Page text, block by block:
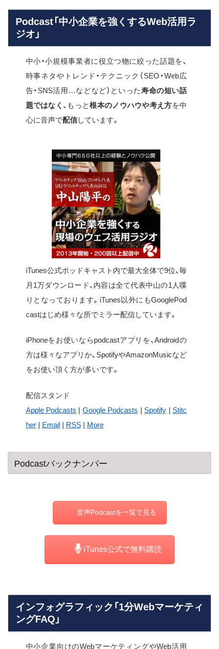
Podcast「中小企業を強くするWeb活用ラ
ジオ」
中小・小規模事業者に役立つ物に絞った話題を、
時事ネタやトレンド・テクニック（SEO・Web広
告・SNS活用…などなど）といった寿命の短い話
題ではなく 、もっと根本のノウハウや考え方を中
心に音声で配信しています。
iTunes公式ポッドキャスト内で最大全体で9位、毎
月1万ダウンロード、内容は全て代表中山の1人喋
りとなっております。iTunes以外にもGooglePod
castはじめ様々な所でミラー配信しています。
iPhoneをお使いならpodcastアプリを、Androidの
方は様々なアプリか、SpotifyやAmazonMusicなど
をお使い頂く方が多いです。
配信スタンド
Apple Podcasts | Google Podcasts | Spotify | Stitc
her| Email| RSS| More
Podcastバックナンバー
音声Podcastを一覧で見る
iTunes公式で無料購読
インフォグラフィック「1分Webマーケティ
ングFAQ」
中小企業向けのWebマーケティングやWeb活用